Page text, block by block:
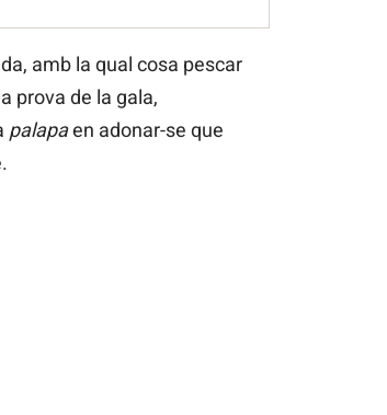
amb la qual cosa pescar
prova de la gala,
palapaen adonar-se que